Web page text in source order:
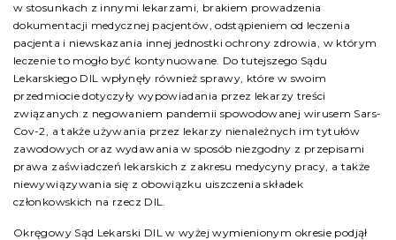
w stosunkach z innymi lekarzami, brakiem prowadzenia
dokumentacji medycznej pacjentów, odstąpieniem od leczenia
pacjenta i niewskazania innej jednostki ochrony zdrowia, w którym
leczenie to mogło być kontynuowane. Do tutejszego Sądu
Lekarskiego DIL wpłynęły również sprawy, które w swoim
przedmiocie dotyczyły wypowiadania przez lekarzy treści
związanych z negowaniem pandemii spowodowanej wirusem Sars-
Cov-2, a także używania przez lekarzy nienależnych im tytułów
zawodowych oraz wydawania w sposób niezgodny z przepisami
prawa zaświadczeń lekarskich z zakresu medycyny pracy, a także
niewywiązywania się z obowiązku uiszczenia składek
członkowskich na rzecz DIL.
Okręgowy Sąd Lekarski DIL w wyżej wymienionym okresie podjął